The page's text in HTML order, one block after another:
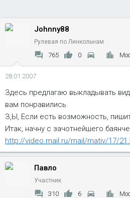
а
ч
а
Johnny88
Рулевая по Линкольнам
765 0
28.01.2007
Здесь предлагаю выкладывать
вам понравились.
З,Ы, Если есть возможность,
Итак, начну с зачотнейшего
http://video.mail.ru/mail/mativ/17/
Павло
Участник
310 6